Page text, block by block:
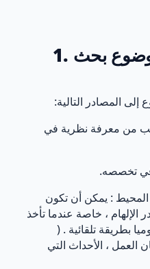
بحث
إلى المصادر التالية:
من معرفة نظرية في
في تخصصه.
: يمكن أن تكون
، خاصة عندما تأخذ
بطريقة تلقائية . (
العمل ، الأحداث التي